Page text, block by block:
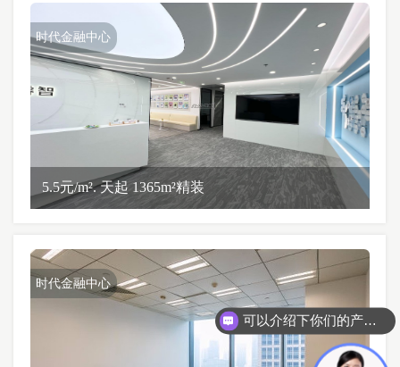
时代金融中心
5.5元/m². 天起 1365m²精装
时代金融中心
你们是怎么收费的呢？